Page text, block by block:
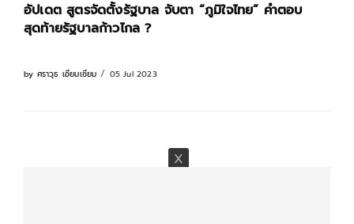
อัปเดต สูตรจัดตั้งรัฐบาล จับตา “ภูมิใจไทย” คำตอบ
สุดท้ายรัฐบาลก้าวไกล ?
by ศราวุธ เอี่ยมเซี่ยม 05 Jul 2023